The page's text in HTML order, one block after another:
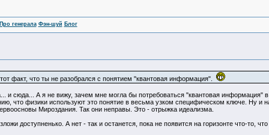
Про генерала Фэн-шуй Блог
факт, что ты не разобрался с понятием "квантовая информация".
и сюда... А я не вижу, зачем мне могла бы потребоваться "квантовая информация"
что физики используют это понятие в весьма узком специфическом ключе. Ну и
Мироздания. Так они неправы. Это - отрыжка идеализма.
доступненько. А нет - так и останется, пока не появится на горизонте что-то, что